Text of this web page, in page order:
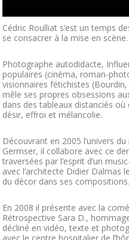
Cédric Roulliat s’est un temps
se consacrer à la mise en scène.
Photographe autodidacte,
populaires (cinéma, roman-
visionnaires fétichistes
mêle ses propres obsessions
dans des tableaux distanciés
désir, effroi et mélancolie.
Découvrant en 2005 l’univers
Germser, il collabore avec ce
traversées par l’esprit d’un
avec l’architecte Didier Dalmas
du décor dans ses compositions.
En 2008 il présente avec la
Rétrospective Sara D.,
décliné en vidéo, texte et